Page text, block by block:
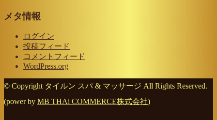
メタ情報
ログイン
投稿フィード
コメントフィード
WordPress.org
© Copyright タイルン スパ & マッサージ All Rights Reserved.
(power by MB THAi COMMERCE株式会社)